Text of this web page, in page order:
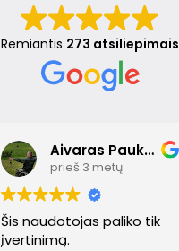
Remiantis 273 atsiliepimais
Aivaras Paukste
prieš 3 metų
Šis naudotojas paliko tik
įvertinimą.